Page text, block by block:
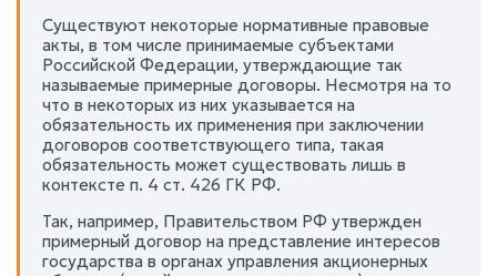
Существуют некоторые нормативные правовые
акты, в том числе принимаемые субъектами
Российской Федерации, утверждающие так
называемые примерные договоры. Несмотря на то
что в некоторых из них указывается на
обязательность их применения при заключении
договоров соответствующего типа, такая
обязательность может существовать лишь в
контексте п. 4 ст. 426 ГК РФ.
Так, например, Правительством РФ утвержден
примерный договор на представление интересов
государства в органах управления акционерных